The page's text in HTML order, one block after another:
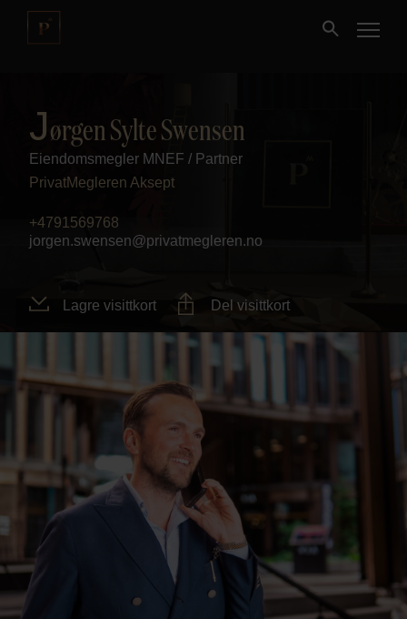
Kjøpe
Selge
Nybygg
Fritidseiendom
Finansiering
Kontor og megler
Digital boligannonsering
Styling og klargjøring
Kjøpsmegling
Jørgen Sylte Swensen
Eiendomsmegler MNEF / Partner
PrivatMegleren Aksept
+4791569768
jorgen.swensen@privatmegleren.no
Lagre visittkort Del visittkort